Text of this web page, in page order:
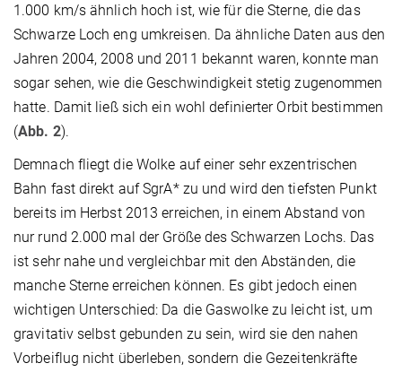
1.000 km/s ähnlich hoch ist, wie für die Sterne, die das
Schwarze Loch eng umkreisen. Da ähnliche Daten aus den
Jahren 2004, 2008 und 2011 bekannt waren, konnte man
sogar sehen, wie die Geschwindigkeit stetig zugenommen
hatte. Damit ließ sich ein wohl definierter Orbit bestimmen
(Abb. 2).
Demnach fliegt die Wolke auf einer sehr exzentrischen
Bahn fast direkt auf SgrA* zu und wird den tiefsten Punkt
bereits im Herbst 2013 erreichen, in einem Abstand von
nur rund 2.000 mal der Größe des Schwarzen Lochs. Das
ist sehr nahe und vergleichbar mit den Abständen, die
manche Sterne erreichen können. Es gibt jedoch einen
wichtigen Unterschied: Da die Gaswolke zu leicht ist, um
gravitativ selbst gebunden zu sein, wird sie den nahen
Vorbeiflug nicht überleben, sondern die Gezeitenkräfte